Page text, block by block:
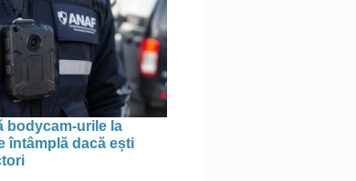
bodycam-urile la
întâmplă dacă ești